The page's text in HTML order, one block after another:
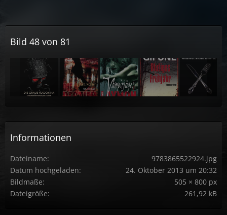
Bild 48 von 81
Informationen
Dateiname
9783865522924.jpg
Datum hochgeladen
24. Oktober 2013 um 20:32
Bildmaße
505 × 800 px
Dateigröße
261,92 kB